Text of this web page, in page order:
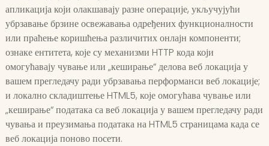
апликација који олакшавају разне операције, укључујући
убрзавање брзине освежавања одређених функционалности
или праћење коришћења различитих онлајн компоненти;
ознаке ентитета, које су механизми HTTP кода који
омогућавају чување или „кеширање“ делова веб локација у
вашем прегледачу ради убрзавања перформанси веб локације;
и локално складиштење HTML5, које омогућава чување или
„кеширање“ података са веб локација у вашем прегледачу ради
чувања и преузимања података на HTML5 страницама када се
веб локација поново посети.